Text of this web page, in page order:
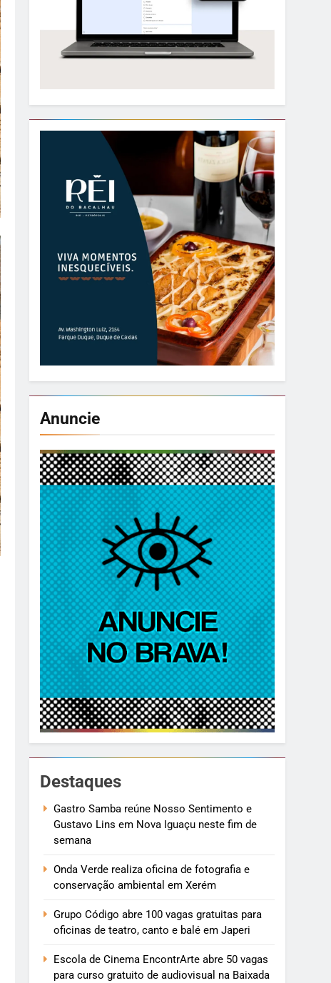
Anuncie
Destaques
Gastro Samba reúne Nosso Sentimento e
Gustavo Lins em Nova Iguaçu neste fim de
semana
Onda Verde realiza oficina de fotografia e
conservação ambiental em Xerém
Grupo Código abre 100 vagas gratuitas para
oficinas de teatro, canto e balé em Japeri
Escola de Cinema EncontrArte abre 50 vagas
para curso gratuito de audiovisual na Baixada